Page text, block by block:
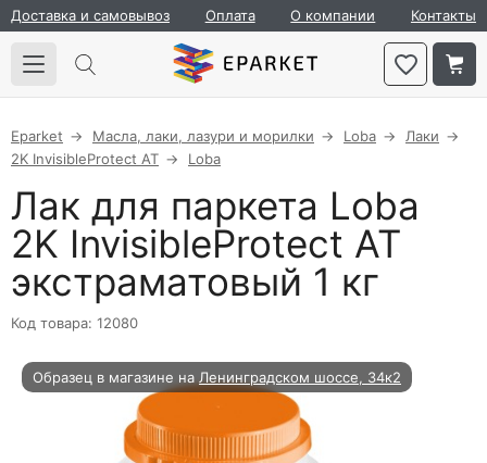
Доставка и самовывоз Оплата О компании Контакты
Eparket Масла, лаки, лазури и морилки Loba
Лаки
2K InvisibleProtect AT
Loba
Лак для паркета Loba
2K InvisibleProtect AT
экстраматовый 1 кг
Код товара: 12080
Образец в магазине на Ленинградском шоссе, 34к2